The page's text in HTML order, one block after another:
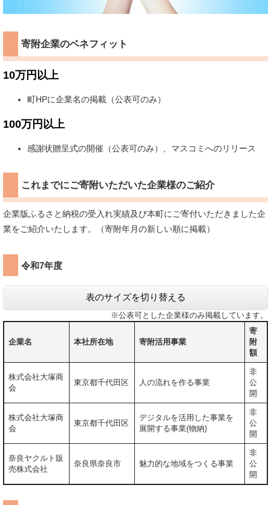
寄附企業のベネフィット
10万円以上
町HPに企業名の掲載（公表可のみ）
100万円以上
感謝状贈呈式の開催（公表可のみ）、マスコミへのリリース
これまでにご寄附いただいた企業様のご紹介
企業版ふるさと納税の受入れ実績及び本町にご寄付いただきました企
業をご紹介いたします。（寄附年月の新しい順に掲載）
令和7年度
表のサイズを切り替える
※公表可とした企業様のみ掲載しています。
企業名 本社所在地 寄附活用事業
寄
附
額
株式会社大塚商
会
東京都千代田区 人の流れを作る事業
非
公
開
株式会社大塚商
会
東京都千代田区
デジタルを活用した事業を
展開する事業(物納)
非
公
開
奈良ヤクルト販
売株式会社
奈良県奈良市 魅力的な地域をつくる事業
非
公
開